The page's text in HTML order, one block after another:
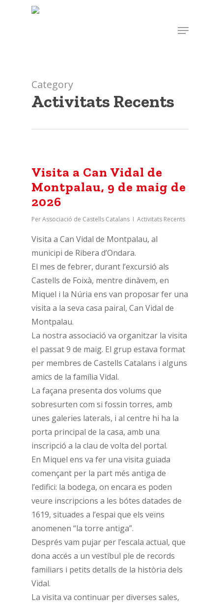
Menu
Category
Activitats Recents
Visita a Can Vidal de
Montpalau, 9 de maig de
2026
PerAssociació de Castells Catalans Activitats Recents
Visita a Can Vidal de Montpalau, al
municipi de Ribera d’Ondara.
El mes de febrer, durant l’excursió als
Castells de Foixà, mentre dinàvem, en
Miquel i la Núria ens van proposar fer una
visita a la seva casa pairal, Can Vidal de
Montpalau.
La nostra associació va organitzar la visita
el passat 9 de maig. El grup estava format
per membres de Castells Catalans i alguns
amics de la família Vidal.
La façana presenta dos volums que
sobresurten com si fossin torres, amb
unes galeries laterals, i al centre hi ha la
porta principal de la casa, amb una
inscripció a la clau de volta del portal.
En Miquel ens va fer una visita guiada
començant per la part més antiga de
l’edifici: la bodega, on encara es poden
veure inscripcions a les bótes datades de
1619, situades a l’espai que els veïns
anomenen “la torre antiga”.
Després vam pujar per l’escala actual, que
dona accés a un vestíbul ple de records
familiars i petits detalls de la història dels
Vidal.
La visita va continuar per diverses sales,